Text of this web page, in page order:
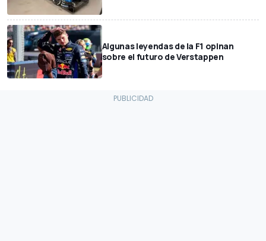
Algunas leyendas de la F1 opinan
sobre el futuro de Verstappen